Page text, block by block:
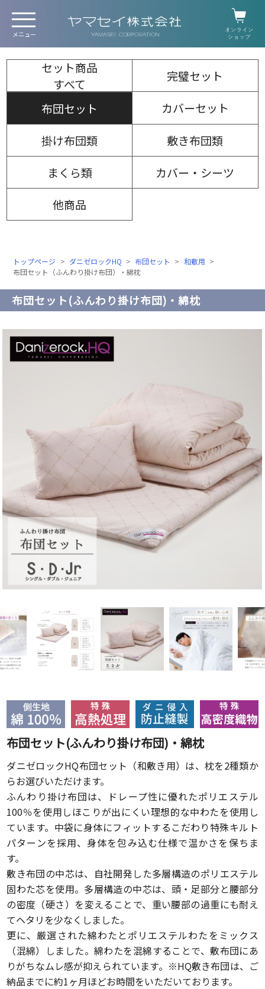
セット商品
すべて
完璧セット
布団セット カバーセット
掛け布団類
敷き布団類
まくら類
カバー・シーツ
他商品
トップページ ダニゼロックHQ 布団セット
和敷用
布団セット（ふんわり掛け布団）・綿枕
布団セット(ふんわり掛け布団)・綿枕
布団セット(ふんわり掛け布団)・綿枕
ダニゼロックHQ布団セット（和敷き用）は、枕を2種類か
らお選びいただけます。
ふんわり掛け布団は、ドレープ性に優れたポリエステル
100％を使用しほこりが出にくい理想的な中わたを使用し
ています。中袋に身体にフィットするこだわり特殊キルト
パターンを採用、身体を包み込む仕様で温かさを保ちま
す。
敷き布団の中芯は、自社開発した多層構造のポリエステル
固わた芯を使用。多層構造の中芯は、頭・足部分と腰部分
の密度（硬さ）を変えることで、重い腰部の過重にも耐え
てヘタリを少なくしました。
更に、厳選された綿わたとポリエステルわたをミックス
（混綿）しました。綿わたを混綿することで、敷布団にあ
りがちなムレ感が抑えられています。 ※HQ敷き布団は、ご
納品までに約1ヶ月ほどお時間をいただいております。